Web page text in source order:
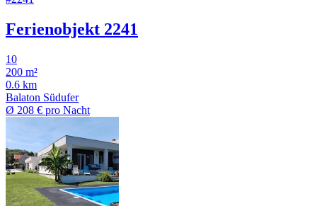
Ferienobjekt 2241
10
200 m²
0.6 km
Balaton Südufer
Ø 208 € pro Nacht